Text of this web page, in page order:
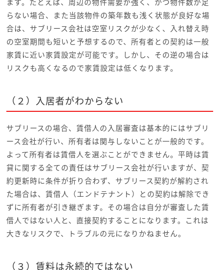
らない場合、また当該物件の築年数も浅く状態が良好な場
合は、サブリース会社は空室リスクが少なく、入れ替え時
の空室期間も短いと予想するので、所有者との契約は一般
家賃に近い家賃設定が可能です。しかし、その逆の場合は
リスクも高くなるので家賃設定は低くなります。
（２）入居者がわからない
サブリースの場合、賃借人の入居審査は基本的にはサブリ
ース会社が行い、所有者は関与しないことが一般的です。
よって所有者は賃借人を選ぶことができません。平時は賃
貸に関する全ての責任はサブリース会社が行いますが、契
約更新時に条件が折り合わず、サブリース契約が解約され
た場合は、賃借人（エンドテナント）との契約は解除でき
ずに所有者が引き継ぎます。その場合は自分が審査した賃
借人ではない人と、直接契約することになります。これは
大きなリスクで、トラブルの元になりかねません。
（３）賃料は永続的ではない